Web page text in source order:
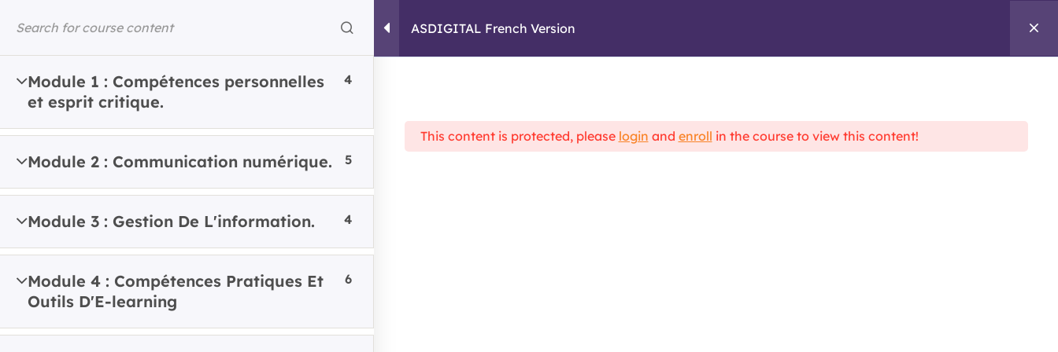
content
ASDIGITAL
Home All Courses ASDIGITAL Theoretical Framework ASDIGITAL French Version
ASDIGITAL French Version
Module 1 : Compétences personnelles
et esprit critique.
4
Module 2 : Communication numérique. 5
Module 3 : Gestion De L'information. 4
Module 4 : Compétences Pratiques Et
Outils D'E-learning
6
This content is protected, please login and enroll in the course to view this content!